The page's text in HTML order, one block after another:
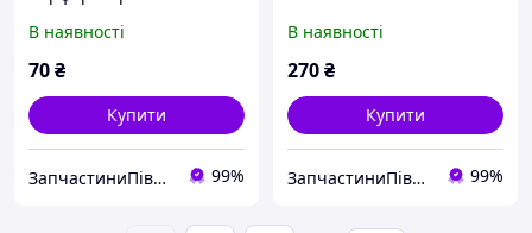
В наявності
70₴
Купити
ЗапчастиниПівдень 99%
В наявності
270₴
Купити
ЗапчастиниПівдень 99%